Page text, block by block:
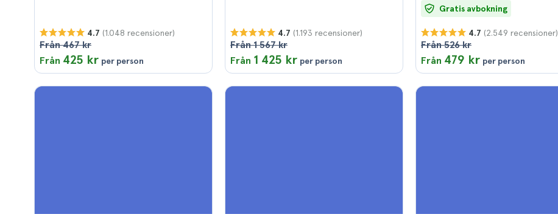
4.7 (1.048 recensioner)
Från 467 kr
Från 425 kr per person
4.7 (1.193 recensioner)
Från 1 567 kr
Från 1 425 kr per person
Gratis avbokning
4.7 (2.549 recensioner)
Från 526 kr
Från 479 kr per person